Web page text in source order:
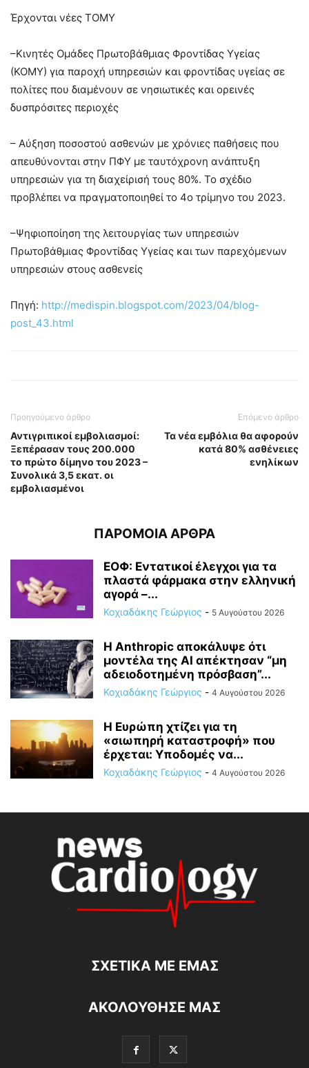
Έρχονται νέες ΤΟΜΥ
–Κινητές Ομάδες Πρωτοβάθμιας Φροντίδας Υγείας
(ΚΟΜΥ) για παροχή υπηρεσιών και φροντίδας υγείας σε
πολίτες που διαμένουν σε νησιωτικές και ορεινές
δυσπρόσιτες περιοχές
– Αύξηση ποσοστού ασθενών με χρόνιες παθήσεις που
απευθύνονται στην ΠΦΥ με ταυτόχρονη ανάπτυξη
υπηρεσιών για τη διαχείρισή τους 80%. Το σχέδιο
προβλέπει να πραγματοποιηθεί το 4o τρίμηνο του 2023.
–Ψηφιοποίηση της λειτουργίας των υπηρεσιών
Πρωτοβάθμιας Φροντίδας Υγείας και των παρεχόμενων
υπηρεσιών στους ασθενείς
Πηγή: http://medispin.blogspot.com/2023/04/blog-
post_43.html
Προηγούμενο άρθρο
Αντιγριπικοί εμβολιασμοί:
Ξεπέρασαν τους 200.000
το πρώτο δίμηνο του 2023 –
Συνολικά 3,5 εκατ. οι
εμβολιασμένοι
Επόμενο άρθρο
Τα νέα εμβόλια θα αφορούν
κατά 80% ασθένειες
ενηλίκων
ΠΑΡΟΜΟΙΑ ΑΡΘΡΑ
ΕΟΦ: Εντατικοί έλεγχοι για τα
πλαστά φάρμακα στην ελληνική
αγορά –...
Κοχιαδάκης Γεώργιος - 5 Αυγούστου 2026
Η Anthropic αποκάλυψε ότι
μοντέλα της AI απέκτησαν “μη
αδειοδοτημένη πρόσβαση”...
Κοχιαδάκης Γεώργιος - 4 Αυγούστου 2026
Η Ευρώπη χτίζει για τη
«σιωπηρή καταστροφή» που
έρχεται: Υποδομές να...
Κοχιαδάκης Γεώργιος - 4 Αυγούστου 2026
ΣΧΕΤΙΚΆ ΜΕ ΕΜΆΣ
ΑΚΟΛΟΥΘΗΣΕ ΜΑΣ